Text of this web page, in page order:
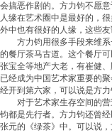
会搞恶作剧的。方力钧不愿
人缘在艺术圈中是最好的，
外中也有很好的人缘，这些友
方力钧用很多手段来维系
的餐厅茶马古道。这个餐厅可
张宝全等地产大老，有崔健
已经成为中国艺术家重要的
经开到第六家，可以说是方力
对于艺术家生存空间的营
钧都是先行者。方力钧还曾
张元的《绿茶》中。可以说